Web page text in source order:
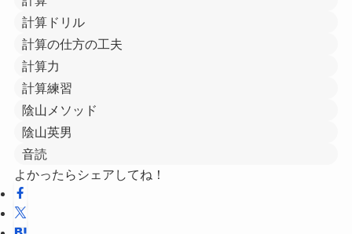
計算ドリル
計算の仕方の工夫
計算力
計算練習
陰山メソッド
陰山英男
音読
よかったらシェアしてね！